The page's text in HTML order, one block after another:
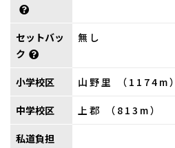
セットバッ
ク
無し
小学校区 山野里 （1174m）
中学校区 上郡 （813m）
私道負担